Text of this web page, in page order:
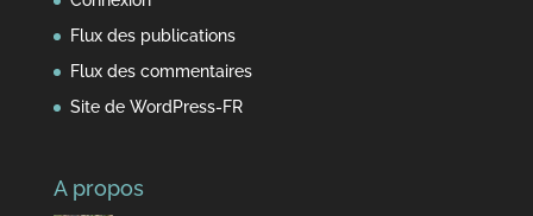
Flux des publications
Flux des commentaires
Site de WordPress-FR
A propos